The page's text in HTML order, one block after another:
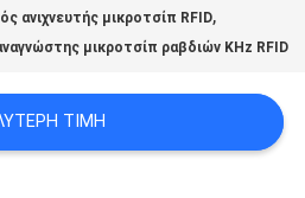
ανιχνευτής μικροτσίπ RFID,
μικροτσίπ ραβδιών KHz RFID
ΤΙΜΉ